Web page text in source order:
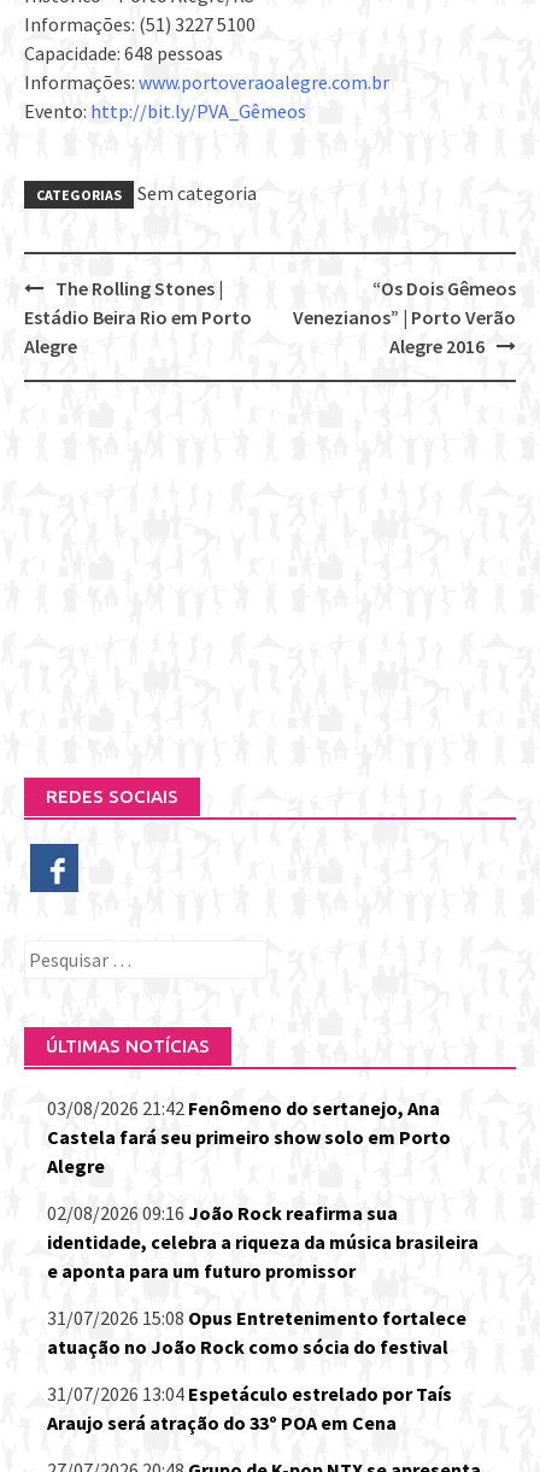
Informações: (51) 3227 5100
Capacidade: 648 pessoas
Informações: www.portoveraoalegre.com.br
Evento: http://bit.ly/PVA_Gêmeos
CATEGORIAS Sem categoria
Post
navigation
“Os Dois Gêmeos
Venezianos” | Porto Verão
Alegre 2016
The Rolling Stones |
Estádio Beira Rio em Porto
Alegre
REDES SOCIAIS
Pesquisar
ÚLTIMAS NOTÍCIAS
03/08/2026 21:42 Fenômeno do sertanejo, Ana
Castela fará seu primeiro show solo em Porto
Alegre
02/08/2026 09:16 João Rock reafirma sua
identidade, celebra a riqueza da música brasileira
e aponta para um futuro promissor
31/07/2026 15:08 Opus Entretenimento fortalece
atuação no João Rock como sócia do festival
31/07/2026 13:04 Espetáculo estrelado por Taís
Araujo será atração do 33º POA em Cena